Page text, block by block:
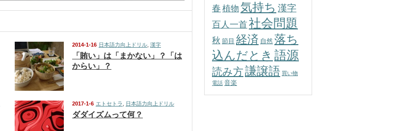
2014-1-16 日本語力向上ドリル 漢字
「賄い」は「まかない」？「は
からい」？
2017-1-6 エトセトラ 日本語力向上ドリル
ダダイズムって何？
春 植物 気持ち 漢字
百人一首社会問題
秋 節目 経済 自然 落ち
込んだとき 語源
読み方謙譲語 買い物
電話 音楽